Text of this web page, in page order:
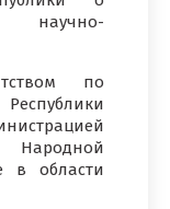
научно-
по
Народной
в области